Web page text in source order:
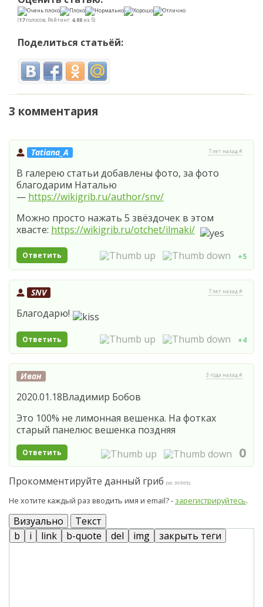
(17голосов, Рейтинг: 4,88 из 5)
Поделиться статьёй:
3 комментария
Tatiana_A 7 лет назад #
В галерею статьи добавлены фото, за фото
благодарим Наталью
— https://wikigrib.ru/author/snv/
Можно просто нажать 5 звёздочек в этом
хвасте: https://wikigrib.ru/otchet/ilmaki/
Ответить +5
SNV 7 лет назад #
Благодарю!
Ответить +4
Иван 3 года назад #
2020.01.18Владимир Бобов
Это 100% не лимонная вешенка. На фотках
старый панелюс вешенка поздняя
Ответить 0
Прокомментируйте данный гриб (id: 39565)
Не хотите каждый раз вводить имя и email? - зарегистрируйтесь.
Визуально Текст